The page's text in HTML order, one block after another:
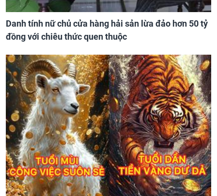
Danh tính nữ chủ cửa hàng hải sản lừa đảo hơn 50 tỷ
đồng với chiêu thức quen thuộc